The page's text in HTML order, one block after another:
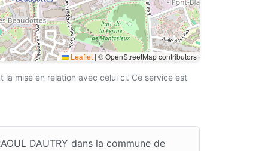
Leaflet | © OpenStreetMap contributors
mise en relation avec celui ci. Ce service est
DAUTRY dans la commune de